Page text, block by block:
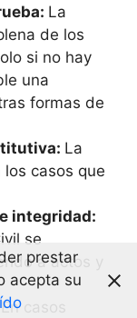
La
de los
si no hay
una
formas de
La
casos que
integridad:
se
a actos y
En casos
prestar
acepta su